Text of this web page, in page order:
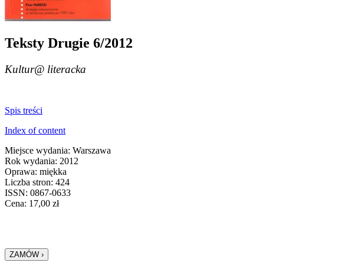
Teksty Drugie 6/2012
Kultur@ literacka
Spis treści
Index of content
Miejsce wydania: Warszawa
Rok wydania: 2012
Oprawa: miękka
Liczba stron: 424
ISSN: 0867-0633
Cena: 17,00 zł